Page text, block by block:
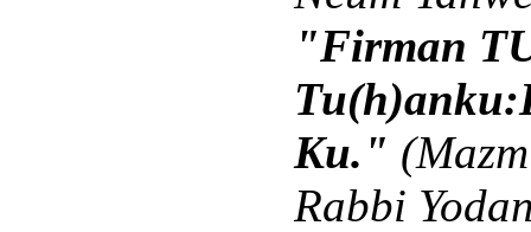
"Firman
Ku."
Rabbi